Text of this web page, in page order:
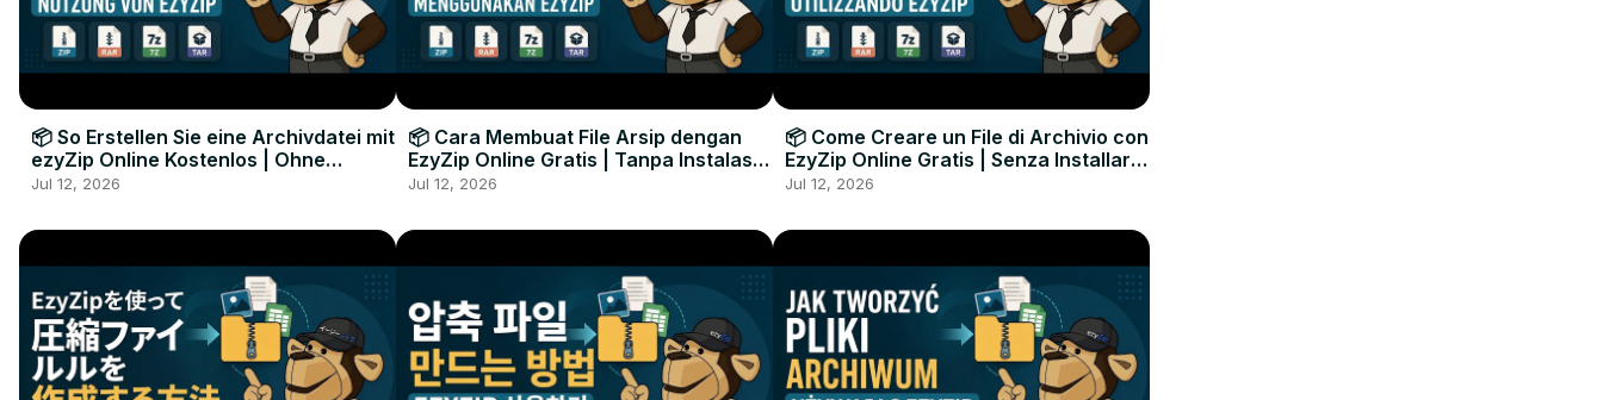
📦 So Erstellen Sie eine Archivdatei mit
ezyZip Online Kostenlos | Ohne
Softwareinstallation
Jul 12, 2026
📦 Cara Membuat File Arsip dengan
EzyZip Online Gratis | Tanpa Instalasi
Perangkat Lunak
Jul 12, 2026
📦 Come Creare un File di Archivio con
EzyZip Online Gratis | Senza Installare
Software
Jul 12, 2026